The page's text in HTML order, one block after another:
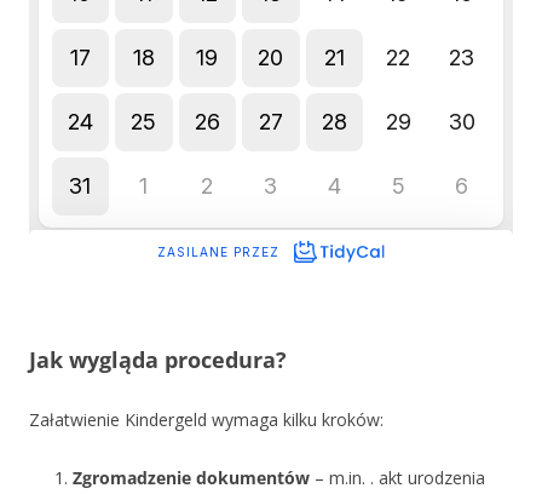
Jak wygląda procedura?
Załatwienie Kindergeld wymaga kilku kroków:
Zgromadzenie dokumentów – m.in. . akt urodzenia